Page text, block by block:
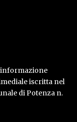
informazione
iscritta nel
di Potenza n.